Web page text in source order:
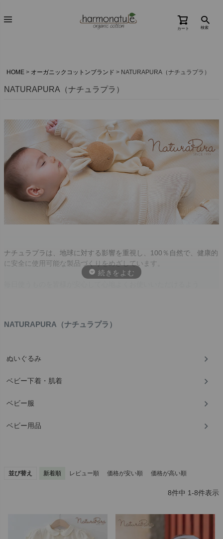
カート 検索
HOME オーガニックコットンブランド NATURAPURA（ナチュラプラ）
NATURAPURA（ナチュラプラ）
ナチュラプラは、地球に対する影響を重視し、100％自然で、健康的
に安全に使用可能な製品づくりをめざしています。
えます。
農薬化学物質を使用しないため環境への影響を軽減しています。
自然の原綿の３色を基本色にしていますので飽きがこない自然な色
NATURAPURA（ナチュラプラ）
ぬいぐるみ
ベビー下着・肌着
ベビー服
ベビー用品
並び替え 新着順 レビュー順 価格が安い順 価格が高い順
8件中 1-8件表示